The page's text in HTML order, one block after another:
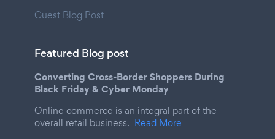
Guest Blog Post
Featured Blog post
Converting Cross-Border Shoppers During
Black Friday & Cyber Monday
Online commerce is an integral part of the
overall retail business. Read More